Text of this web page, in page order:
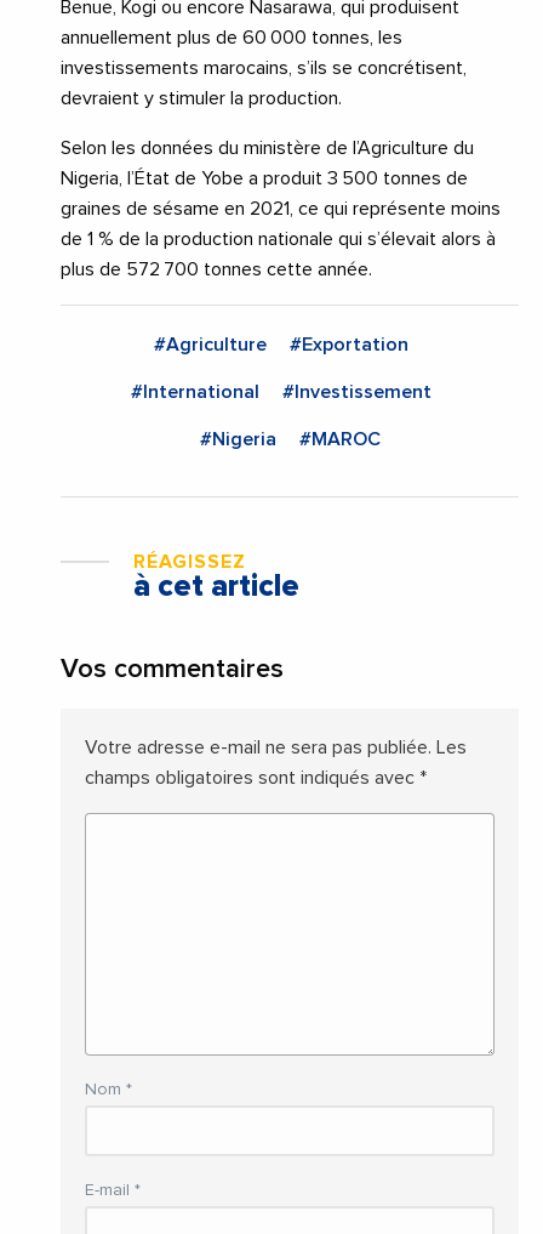
Benue, Kogi ou encore Nasarawa, qui produisent
annuellement plus de 60 000 tonnes, les
investissements marocains, s’ils se concrétisent,
devraient y stimuler la production.
Selon les données du ministère de l’Agriculture du
Nigeria, l’État de Yobe a produit 3 500 tonnes de
graines de sésame en 2021, ce qui représente moins
de 1 % de la production nationale qui s’élevait alors à
plus de 572 700 tonnes cette année.
#Agriculture #Exportation
#International #Investissement
#Nigeria #MAROC
RÉAGISSEZ
à cet article
Vos commentaires
Votre adresse e-mail ne sera pas publiée. Les
champs obligatoires sont indiqués avec *
Nom *
E-mail *